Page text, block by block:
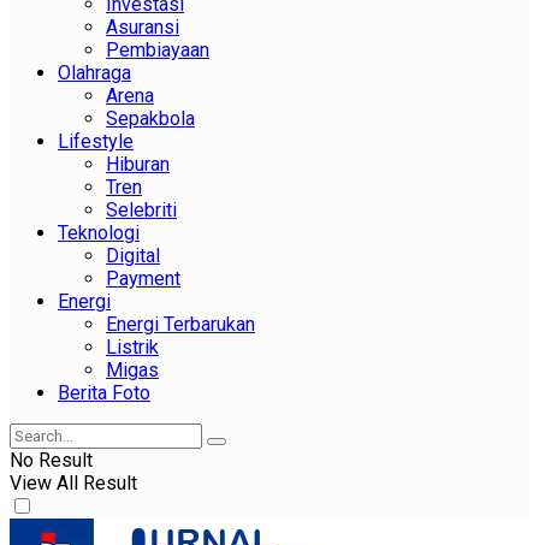
Asuransi
Pembiayaan
Olahraga
Arena
Sepakbola
Lifestyle
Hiburan
Tren
Selebriti
Teknologi
Digital
Payment
Energi
Energi Terbarukan
Listrik
Migas
Berita Foto
No Result
View All Result